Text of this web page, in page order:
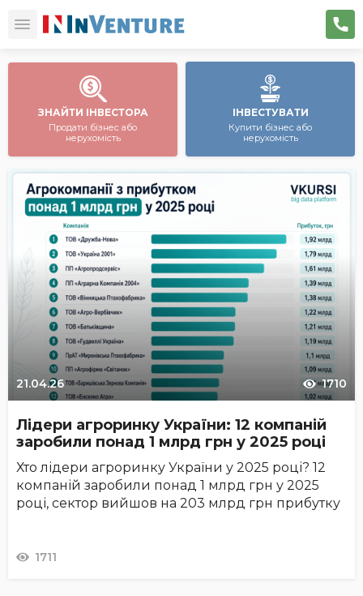
ЗНАЙТИ ІНВЕСТОРА
Продати бізнес або
нерухомість
ІНВЕСТУВАТИ
Купити бізнес або
нерухомість
21.04.26 1710
Лідери агроринку України: 12 компаній
заробили понад 1 млрд грн у 2025 році
Хто лідери агроринку України у 2025 році? 12
компаній заробили понад 1 млрд грн у 2025
році, сектор вийшов на 203 млрд грн прибутку
1711